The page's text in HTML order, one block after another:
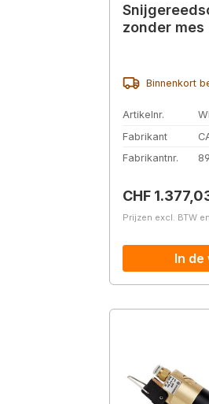
zonder mes
Binnenkort
Artikelnr.
Fabrikant
Fabrikantnr.
Normale
CHF
Prijzen excl. BTW
In de